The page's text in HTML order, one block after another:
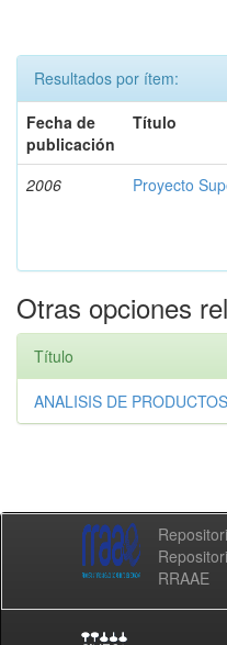
Resultados por ítem:
Fecha de
publicación
Título
2006 Proyecto
Otras opciones
Título
ANALISIS DE
RRAAE